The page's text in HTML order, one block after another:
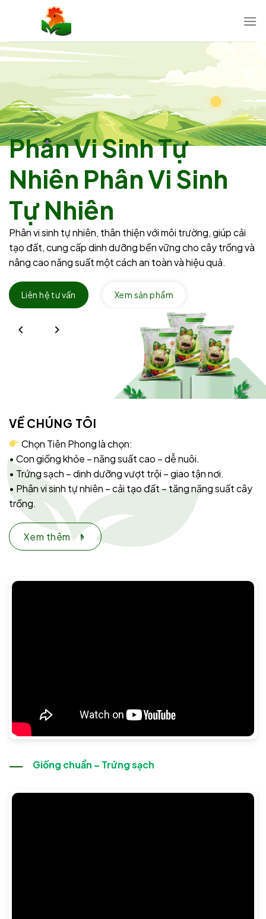
dung
Phân Vi Sinh Tự
Nhiên Phân Vi Sinh
Tự Nhiên
Phân vi sinh tự nhiên, thân thiện với môi trường, giúp cải
tạo đất, cung cấp dinh dưỡng bền vững cho cây trồng và
nâng cao năng suất một cách an toàn và hiệu quả.
Liên hệ tư vấn Xem sản phẩm
VỀ CHÚNG TÔI
Chọn Tiên Phong là chọn:
• Con giống khỏe – năng suất cao – dễ nuôi.
• Trứng sạch – dinh dưỡng vượt trội – giao tận nơi.
• Phân vi sinh tự nhiên – cải tạo đất – tăng năng suất cây
trồng.
Xem thêm
Giống chuẩn – Trứng sạch